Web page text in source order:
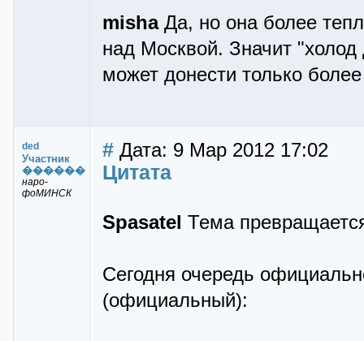
mishaДа, но она более
над Москвой. Значит
может донести только
ded
Участник
������
наро-
фоМИНСК
# Дата: 9 Мар 2012 17:02
Цитата
Spasatel Тема
Сегодня очередь
(официальный):